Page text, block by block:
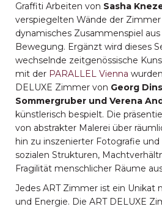
Graffiti Arbeiten von Sasha
verspiegelten Wände der
dynamisches Zusammenspiel
Bewegung. Ergänzt wird dieses
wechselnde zeitgenössische
mit der PARALLEL Vienna
DELUXE Zimmer von Georg
Sommergruber und Verena
künstlerisch bespielt. Die
von abstrakter Malerei über
hin zu inszenierter Fotografie
sozialen Strukturen,
Fragilität menschlicher Räume
Jedes ART Zimmer ist ein Unikat
und Energie. Die ART DELUXE